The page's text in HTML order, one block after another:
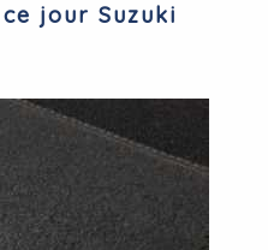
jour Suzuki